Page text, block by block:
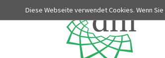
Diese Webseite verwendet Cookies. Wenn